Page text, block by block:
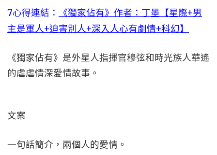
7心得連結：
《獨家佔有》作者：丁墨【星際+男
主是軍人+迫害別人+深入人心有劇情+科幻】
《獨家佔有》是外星人指揮官穆弦和時光族人華遙
的虐虐情深愛情故事。
文案
一句話簡介，兩個人的愛情。